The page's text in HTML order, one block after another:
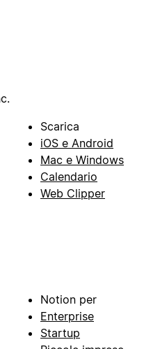
Scarica
iOS e Android
Mac e Windows
Calendario
Web Clipper
Notion per
Enterprise
Startup